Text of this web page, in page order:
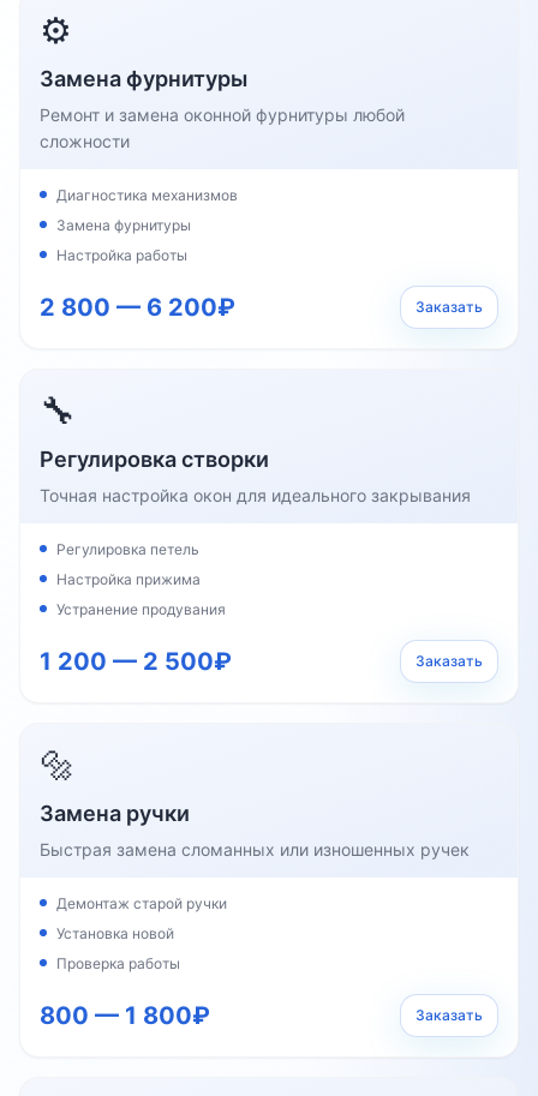
⚙️
Замена фурнитуры
Ремонт и замена оконной фурнитуры любой
сложности
Диагностика механизмов
Замена фурнитуры
Настройка работы
2 800 — 6 200₽ Заказать
🔧
Регулировка створки
Точная настройка окон для идеального закрывания
Регулировка петель
Настройка прижима
Устранение продувания
1 200 — 2 500₽ Заказать
🔩
Замена ручки
Быстрая замена сломанных или изношенных ручек
Демонтаж старой ручки
Установка новой
Проверка работы
800 — 1 800₽ Заказать